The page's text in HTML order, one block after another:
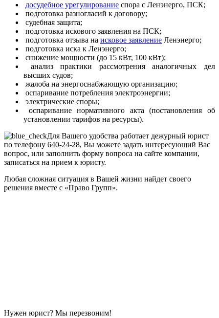
досудебное урегулирование спора с Ленэнерго, ПСК;
подготовка разногласий к договору;
судебная защита;
подготовка искового заявления на ПСК;
подготовка отзыва на исковое заявление Ленэнерго;
подготовка иска к Ленэнерго;
снижение мощности (до 15 кВт, 100 кВт);
анализ практики рассмотрения аналогичных дел
высших судов;
жалоба на энергоснабжающую организацию;
оспаривание потребления электроэнергии;
электрические споры;
оспаривание нормативного акта (постановления об
установлении тарифов на ресурсы).
Для Вашего удобства работает дежурный юрист
по телефону 640-24-28, Вы можете задать интересующий Вас
вопрос, или заполнить форму вопроса на сайте компании,
записаться на прием к юристу.
Любая сложная ситуация в Вашей жизни найдет своего
решения вместе с «Право Групп».
Нужен юрист? Мы перезвоним!